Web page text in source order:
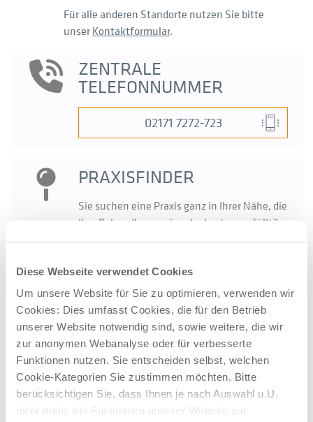
Diese Webseite verwendet Cookies
Um unsere Website für Sie zu optimieren, verwenden wir
Cookies: Dies umfasst Cookies, die für den Betrieb
unserer Website notwendig sind, sowie weitere, die wir
zur anonymen Webanalyse oder für verbesserte
Funktionen nutzen. Sie entscheiden selbst, welchen
Cookie-Kategorien Sie zustimmen möchten. Bitte
berücksichtigen Sie, dass Ihnen je nach Auswahl u.U.
nicht mehr alle Funktionen unserer Website zur
Für alle anderen Standorte nutzen Sie bitte
unserKontaktformular.
ZENTRALE
TELEFONNUMMER
02171 7272-723
PRAXISFINDER
Sie suchen eine Praxis ganz in Ihrer Nähe, die
Ihre Behandlungswünsche bestens erfüllt?
Geben Sie im Praxisfinder Ihren Standort ein
Umgebung anzeigen.
Zum Praxisfinder der
Neurologie
Folgen Sie uns
Facebook
Instagram
LinkedIn
Diese Seite teilen